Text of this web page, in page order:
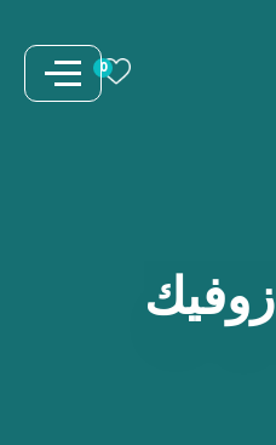
0
زوفيك